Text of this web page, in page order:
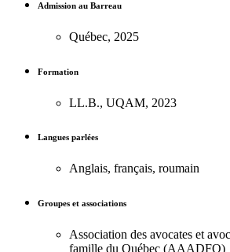
Admission au Barreau
Québec, 2025
Formation
LL.B., UQAM, 2023
Langues parlées
Anglais, français, roumain
Groupes et associations
Association des avocates et
famille du Québec (AAADFQ)